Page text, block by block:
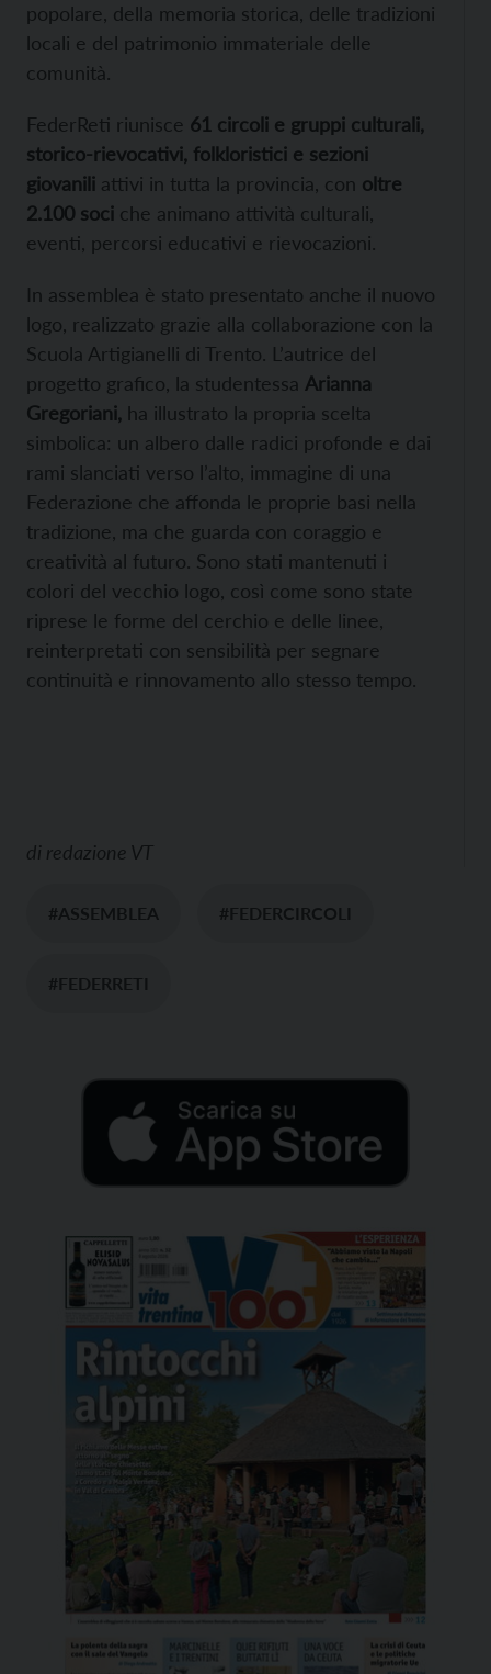
popolare, della memoria storica, delle tradizioni
locali e del patrimonio immateriale delle
comunità.
FederReti riunisce 61 circoli e gruppi culturali,
storico-rievocativi, folkloristici e sezioni
giovanili attivi in tutta la provincia, con oltre
2.100 soci che animano attività culturali,
eventi, percorsi educativi e rievocazioni.
In assemblea è stato presentato anche il nuovo
logo, realizzato grazie alla collaborazione con la
Scuola Artigianelli di Trento. L’autrice del
progetto grafico, la studentessa Arianna
Gregoriani, ha illustrato la propria scelta
simbolica: un albero dalle radici profonde e dai
rami slanciati verso l’alto, immagine di una
Federazione che affonda le proprie basi nella
tradizione, ma che guarda con coraggio e
creatività al futuro. Sono stati mantenuti i
colori del vecchio logo, così come sono state
riprese le forme del cerchio e delle linee,
reinterpretati con sensibilità per segnare
continuità e rinnovamento allo stesso tempo.
di redazione VT
#ASSEMBLEA #FEDERCIRCOLI
#FEDERRETI